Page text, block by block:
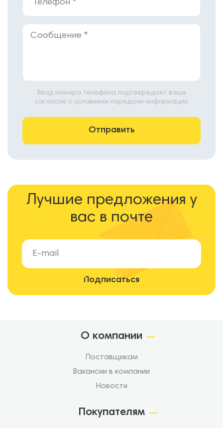
Ввод номера телефона подтверждает ваше
согласие с условиями передачи информации
Лучшие предложения у
вас в почте
О компании
Поставщикам
Вакансии в компании
Новости
Покупателям